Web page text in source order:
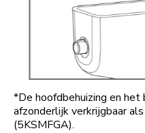
*De hoofdbehuizing en het
afzonderlijk verkrijgbaar
(5KSMFGA).